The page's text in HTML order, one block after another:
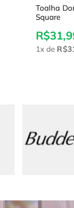
Toalha
Square
1x de